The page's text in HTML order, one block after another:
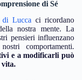
di Sé
di Lucca ci ricordano
nostra mente. La
pensieri influenzano
comportamenti.
e a modificarli può
vita.